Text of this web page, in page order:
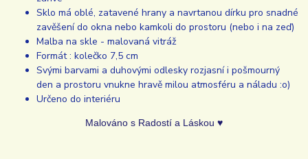
Sklo má oblé, zatavené hrany a navrtanou dírku pro snadné
zavěšení do okna nebo kamkoli do prostoru (nebo i na zeď)
Malba na skle - malovaná vitráž
Formát : kolečko 7,5 cm
Svými barvami a duhovými odlesky rozjasní i pošmourný
den a prostoru vnukne hravě milou atmosféru a náladu :o)
Určeno do interiéru
Malováno s Radostí a Láskou ♥